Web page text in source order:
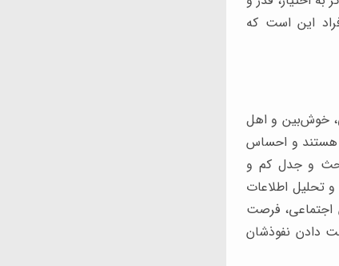
این است که
خوش‌بین و اهل
هستند و احساس
و جدل کم و
تحلیل اطلاعات
اجتماعی، فرصت
دادن نفوذشان